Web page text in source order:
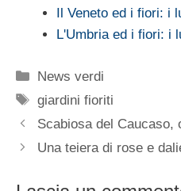
Il Veneto ed i fiori: i
L'Umbria ed i fiori: i
Categorie
News verdi
Tag
giardini fioriti
Scabiosa del Caucaso,
Una teiera di rose e